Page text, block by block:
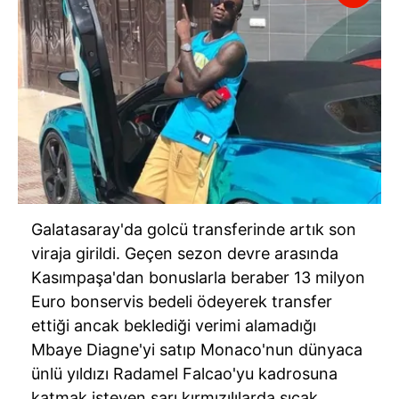
almak için lütfentıklayınız.
Galatasaray'da golcü transferinde artık son
viraja girildi. Geçen sezon devre arasında
Kasımpaşa'dan bonuslarla beraber 13 milyon
Euro bonservis bedeli ödeyerek transfer
ettiği ancak beklediği verimi alamadığı
Mbaye Diagne'yi satıp Monaco'nun dünyaca
ünlü yıldızı Radamel Falcao'yu kadrosuna